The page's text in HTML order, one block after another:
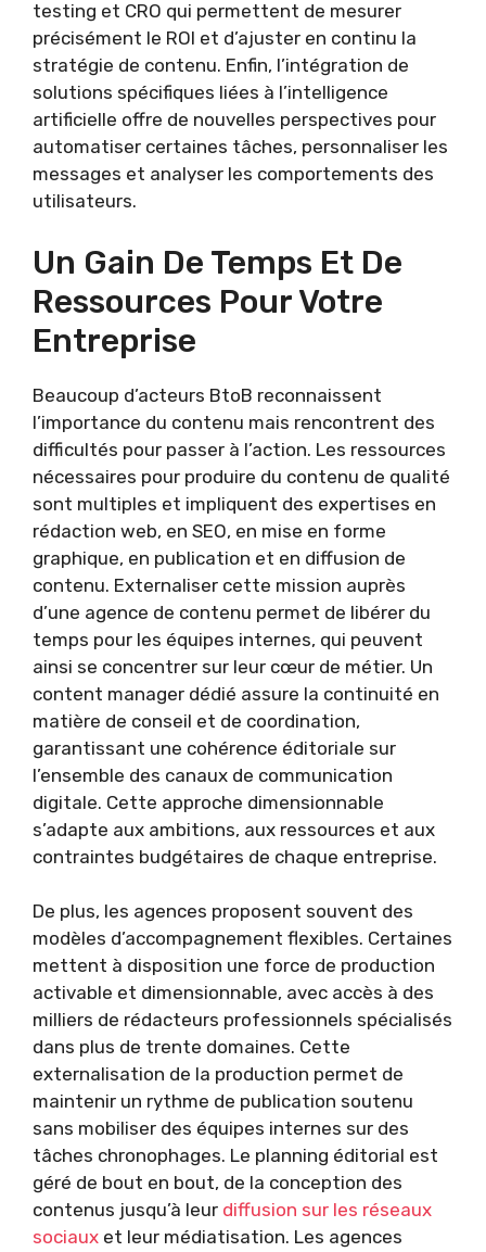
testing et CRO qui permettent de mesurer
précisément le ROI et d’ajuster en continu la
stratégie de contenu. Enfin, l’intégration de
solutions spécifiques liées à l’intelligence
artificielle offre de nouvelles perspectives pour
automatiser certaines tâches, personnaliser les
messages et analyser les comportements des
utilisateurs.
Un Gain De Temps Et De
Ressources Pour Votre
Entreprise
Beaucoup d’acteurs BtoB reconnaissent
l’importance du contenu mais rencontrent des
difficultés pour passer à l’action. Les ressources
nécessaires pour produire du contenu de qualité
sont multiples et impliquent des expertises en
rédaction web, en SEO, en mise en forme
graphique, en publication et en diffusion de
contenu. Externaliser cette mission auprès
d’une agence de contenu permet de libérer du
temps pour les équipes internes, qui peuvent
ainsi se concentrer sur leur cœur de métier. Un
content manager dédié assure la continuité en
matière de conseil et de coordination,
garantissant une cohérence éditoriale sur
l’ensemble des canaux de communication
digitale. Cette approche dimensionnable
s’adapte aux ambitions, aux ressources et aux
contraintes budgétaires de chaque entreprise.
De plus, les agences proposent souvent des
modèles d’accompagnement flexibles. Certaines
mettent à disposition une force de production
activable et dimensionnable, avec accès à des
milliers de rédacteurs professionnels spécialisés
dans plus de trente domaines. Cette
externalisation de la production permet de
maintenir un rythme de publication soutenu
sans mobiliser des équipes internes sur des
tâches chronophages. Le planning éditorial est
géré de bout en bout, de la conception des
contenus jusqu’à leur diffusion sur les réseaux
sociaux et leur médiatisation. Les agences